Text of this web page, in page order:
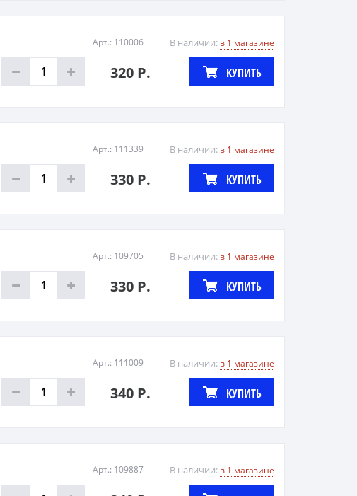
Арт.: 110006 В наличии: в 1 магазине
320 Р. КУПИТЬ
Арт.: 111339 В наличии: в 1 магазине
330 Р. КУПИТЬ
Арт.: 109705 В наличии: в 1 магазине
330 Р. КУПИТЬ
Арт.: 111009 В наличии: в 1 магазине
340 Р. КУПИТЬ
Арт.: 109887 В наличии: в 1 магазине